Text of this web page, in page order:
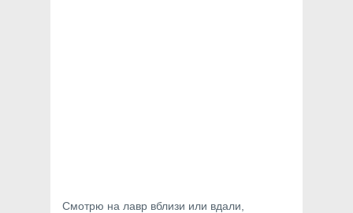
Смотрю на лавр вблизи или вдали,